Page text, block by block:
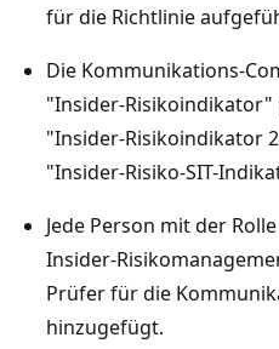
für die Richtlinie
Die Kommunikations-
"Insider-Risikoindikator"
"Insider-Risikoindikator
"Insider-Risiko-SIT-
Jede Person mit der
Insider-
Prüfer für die
hinzugefügt.